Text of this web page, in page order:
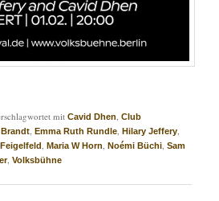
mit Cavid Dhen,Club
,Emma Ruth Rundle,Hilary Jeffery,
,Maria W Horn,Noémi Büchi,Sam
,Volksbühne